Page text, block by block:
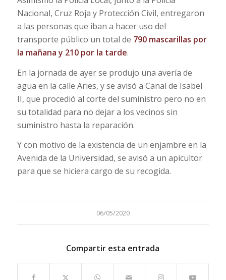
Nacional, Cruz Roja y Protección Civil, entregaron
a las personas que iban a hacer uso del
transporte público un total de 790 mascarillas por
la mañana y 210 por la tarde.
En la jornada de ayer se produjo una avería de
agua en la calle Aries, y se avisó a Canal de Isabel
II, que procedió al corte del suministro pero no en
su totalidad para no dejar a los vecinos sin
suministro hasta la reparación.
Y con motivo de la existencia de un enjambre en la
Avenida de la Universidad, se avisó a un apicultor
para que se hiciera cargo de su recogida.
06/05/2020
Compartir esta entrada